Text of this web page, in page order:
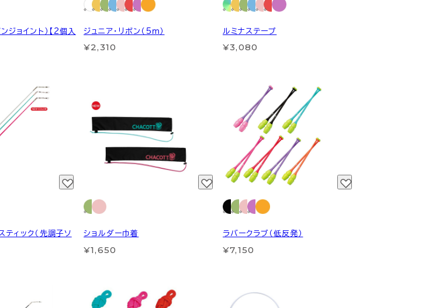
ジョイント）【2個入
ジュニア・リボン（5ｍ）
¥2,310
ルミナステープ
¥3,080
ティック（先調子ソ
ショルダー巾着
¥1,650
ラバークラブ（低反発）
¥7,150